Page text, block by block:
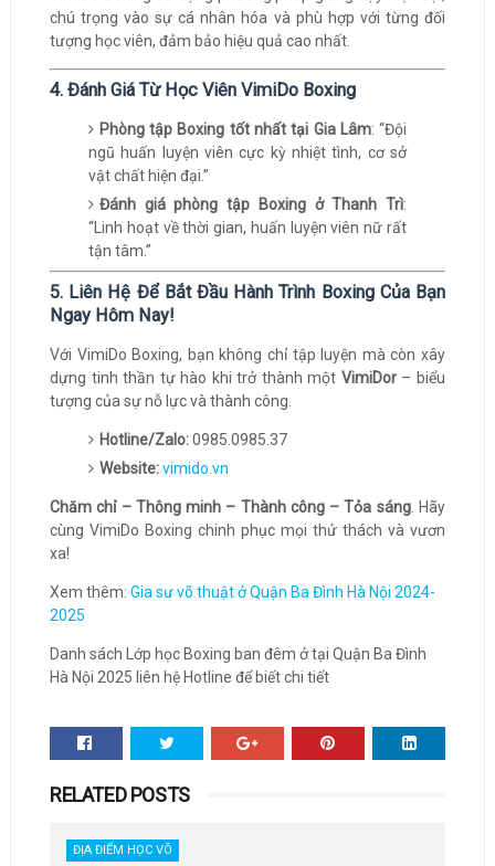
chú trọng vào sự cá nhân hóa và phù hợp với từng đối
tượng học viên, đảm bảo hiệu quả cao nhất.
4. Đánh Giá Từ Học Viên VimiDo Boxing
Phòng tập Boxing tốt nhất tại Gia Lâm: “Đội
ngũ huấn luyện viên cực kỳ nhiệt tình, cơ sở
vật chất hiện đại.”
Đánh giá phòng tập Boxing ở Thanh Trì:
“Linh hoạt về thời gian, huấn luyện viên nữ rất
tận tâm.”
5. Liên Hệ Để Bắt Đầu Hành Trình Boxing Của Bạn
Ngay Hôm Nay!
Với VimiDo Boxing, bạn không chỉ tập luyện mà còn xây
dựng tinh thần tự hào khi trở thành một VimiDor– biểu
tượng của sự nỗ lực và thành công.
Hotline/Zalo:0985.0985.37
Website:vimido.vn
Chăm chỉ – Thông minh – Thành công – Tỏa sáng. Hãy
cùng VimiDo Boxing chinh phục mọi thử thách và vươn
xa!
Xem thêm: Gia sư võ thuật ở Quận Ba Đình Hà Nội 2024-
2025
Danh sách Lớp học Boxing ban đêm ở tại Quận Ba Đình
Hà Nội 2025 liên hệ Hotline để biết chi tiết
RELATED POSTS
ĐỊA ĐIỂM HỌC VÕ